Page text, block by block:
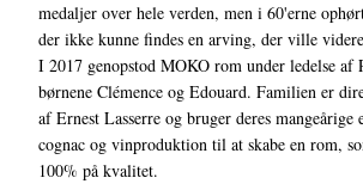
medaljer over hele verden, men i 60'erne
der ikke kunne findes en arving, der ville
I 2017 genopstod MOKO rom under ledelse af
børnene Clémence og Edouard. Familien er
af Ernest Lasserre og bruger deres
cognac og vinproduktion til at skabe en rom,
100% på kvalitet.